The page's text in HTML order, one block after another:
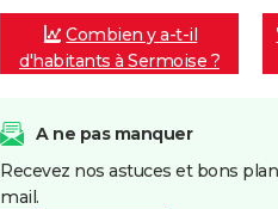
Combien y a-t-il
d'habitants à Sermoise ?
A ne pas manquer
Recevez nos astuces et bons
mail.